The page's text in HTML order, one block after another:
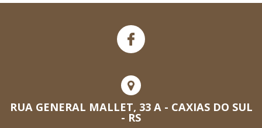
RUA GENERAL MALLET, 33 A - CAXIAS DO SUL
- RS